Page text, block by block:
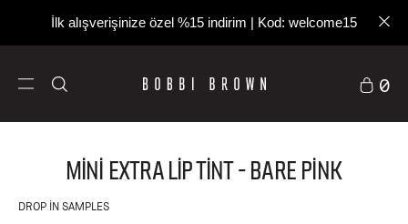
İlk alışverişinize özel %15 indirim | Kod: welcome15
0
Mini Extra Lip Tint - Bare Pink
DROP IN SAMPLES